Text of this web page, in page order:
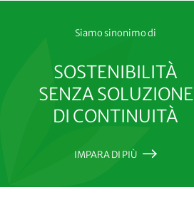
Siamo sinonimo di
SOSTENIBILITÀ
SENZA SOLUZIONE
DI CONTINUITÀ
IMPARA DI PIÙ